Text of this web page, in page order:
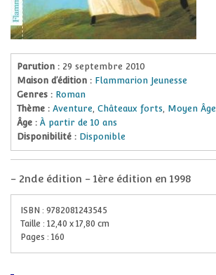
Parution : 29 septembre 2010
Maison d’édition : Flammarion Jeunesse
Genres : Roman
Thème :Aventure,Châteaux forts, Moyen Âge
Âge :À partir de 10 ans
Disponibilité : Disponible
- 2nde édition - 1ère édition en 1998
ISBN : 9782081243545
Taille : 12,40 x 17,80 cm
Pages : 160